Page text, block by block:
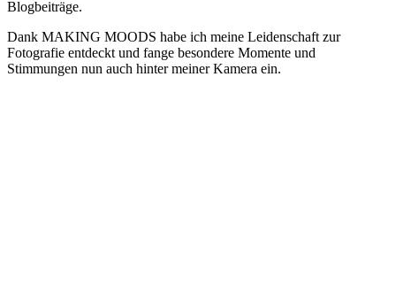
Blogbeiträge.
Dank MAKING MOODS habe ich meine Leidenschaft zur
Fotografie entdeckt und fange besondere Momente und
Stimmungen nun auch hinter meiner Kamera ein.